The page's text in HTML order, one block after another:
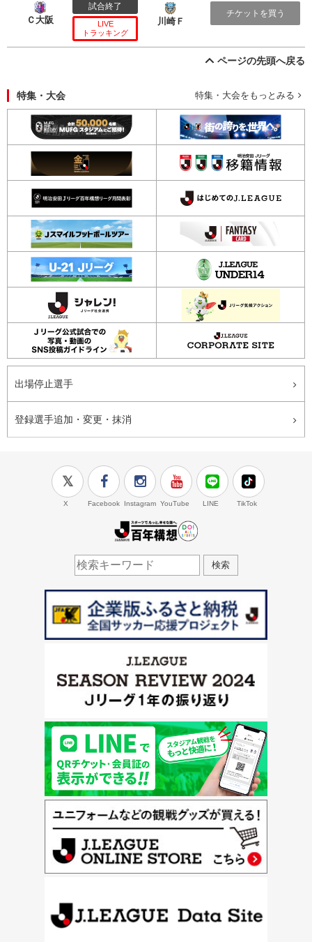
セレッソ大阪
Ｃ大阪
試合終了
LIVE
トラッキング
川崎Ｆ
川崎フロンターレ
チケットを買う
ページの先頭へ戻る
特集・大会 特集・大会をもっとみる
出場停止選手
登録選手追加・変更・抹消
X Facebook Instagram YouTube LINE TikTok
検索